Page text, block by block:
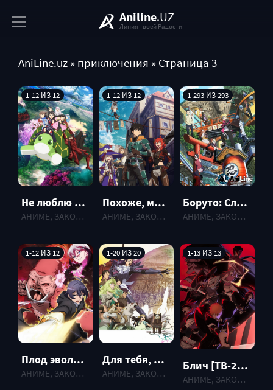
Aniline.UZ
Линия твоей Радости
AniLine.uz » приключения » Страница 3
1-12 ИЗ 12
Не люблю боль, поэтому собираюсь вложить всё в защиту [ТВ-2] (2023)
АНИМЕ, ЗАКОНЧЕННЫЕ , 2023 г.
1-12 ИЗ 12
Похоже, мнительные авантюристы спасут мир (2023)
АНИМЕ, ЗАКОНЧЕННЫЕ , 2023 г.
1-293 ИЗ 293
Боруто: Следующее поколение Наруто
АНИМЕ, ЗАКОНЧЕННЫЕ , 2017 г.
1-12 ИЗ 12
Плод эволюции [ТВ-2] (2023)
АНИМЕ, ЗАКОНЧЕННЫЕ , 2023 г.
1-20 ИЗ 20
Для тебя, Бессмертный [ТВ-2] (2022)
АНИМЕ, ЗАКОНЧЕННЫЕ , 2022 г.
1-13 ИЗ 13
Блич [ТВ-2] (2022)
АНИМЕ, ЗАКОНЧЕННЫЕ , 2022 г.